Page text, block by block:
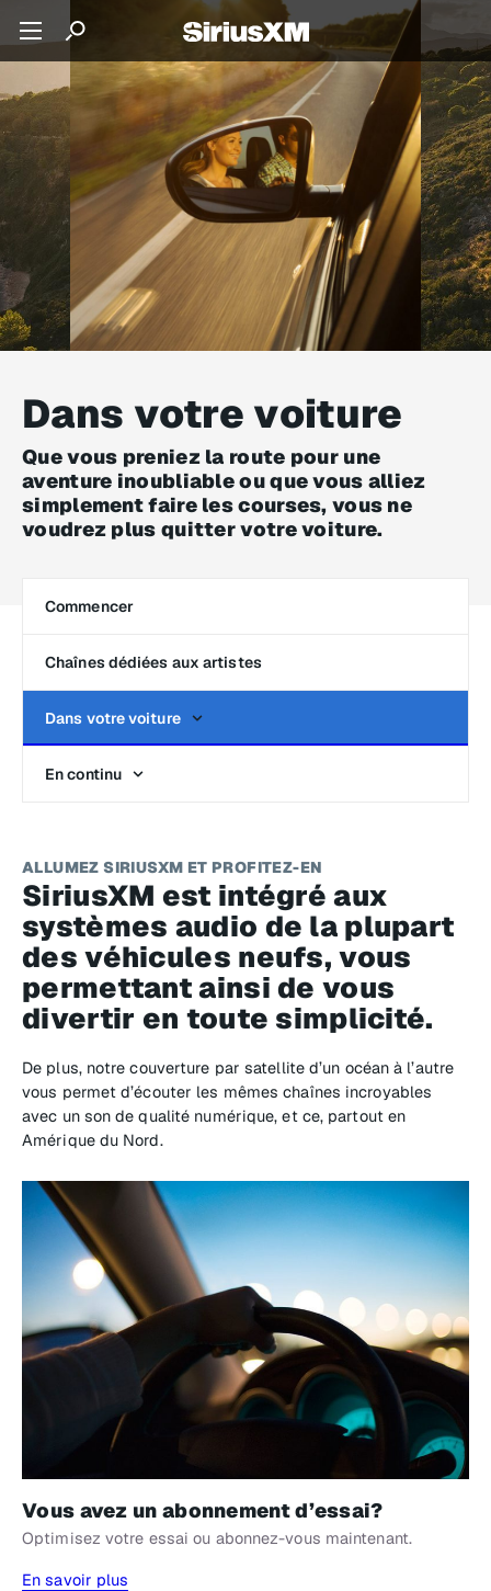
Dans votre voiture
Que vous preniez la route pour une
aventure inoubliable ou que vous alliez
simplement faire les courses, vous ne
voudrez plus quitter votre voiture.
Commencer
Chaînes dédiées aux artistes
Dans votre voiture
En continu
ALLUMEZ SIRIUSXM ET PROFITEZ-EN
SiriusXM est intégré aux
systèmes audio de la plupart
des véhicules neufs, vous
permettant ainsi de vous
divertir en toute simplicité.
De plus, notre couverture par satellite d’un océan à l’autre
vous permet d’écouter les mêmes chaînes incroyables
avec un son de qualité numérique, et ce, partout en
Amérique du Nord.
Vous avez un abonnement d’essai?
Optimisez votre essai ou abonnez-vous maintenant.
En savoir plus